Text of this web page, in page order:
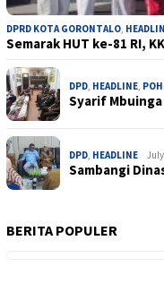
DPRD KOTA GORONTALO
Semarak HUT ke-81 RI,
DPD HEADLINE
Syarif
DPD HEADLINE July
Sambangi
BERITA POPULER